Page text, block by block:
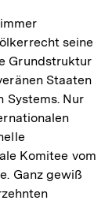
seine
Grundstruktur
Staaten
Systems. Nur
Komitee vom
Ganz gewiß